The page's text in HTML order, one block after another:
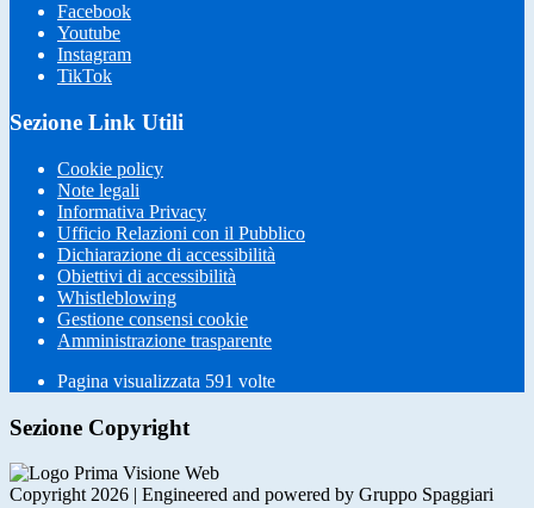
Facebook
Youtube
Instagram
TikTok
Sezione Link Utili
Cookie policy
Note legali
Informativa Privacy
Ufficio Relazioni con il Pubblico
Dichiarazione di accessibilità
Obiettivi di accessibilità
Whistleblowing
Gestione consensi cookie
Amministrazione trasparente
Pagina visualizzata 591 volte
Sezione Copyright
Copyright 2026 | Engineered and powered by Gruppo Spaggiari